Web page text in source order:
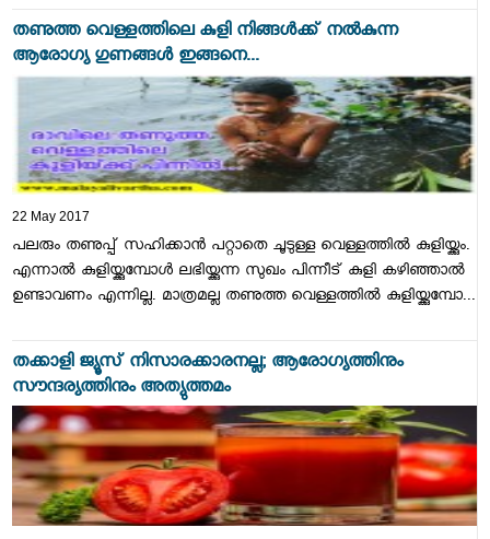
തണുത്ത വെള്ളത്തിലെ കുളി നിങ്ങള്‍ക്ക് നല്‍കുന്ന
ആരോഗ്യ ഗുണങ്ങൾ ഇങ്ങനെ...
22 May 2017
പലരും തണുപ്പ് സഹിക്കാന്‍ പറ്റാതെ ചൂടുള്ള വെള്ളത്തില്‍ കുളിയ്ക്കും.
എന്നാല്‍ കുളിയ്ക്കുമ്പോള്‍ ലഭിയ്ക്കുന്ന സുഖം പിന്നീട് കുളി കഴിഞ്ഞാല്‍
ഉണ്ടാവണം എന്നില്ല. മാത്രമല്ല തണുത്ത വെള്ളത്തില്‍ കുളിയ്ക്കുമ്പോ...
തക്കാളി ജ്യൂസ് നിസാരക്കാരനല്ല; ആരോഗ്യത്തിനും
സൗന്ദര്യത്തിനും അത്യുത്തമം